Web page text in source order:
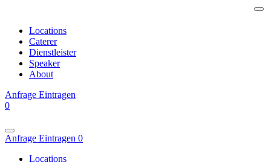
Locations
Caterer
Dienstleister
Speaker
About
Anfrage Eintragen
0
Anfrage Eintragen 0
Locations